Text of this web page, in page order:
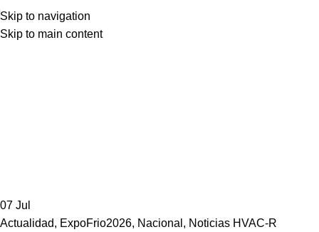
Skip to navigation
Skip to main content
07 Jul
Actualidad, ExpoFrio2026, Nacional , Noticias HVAC-R